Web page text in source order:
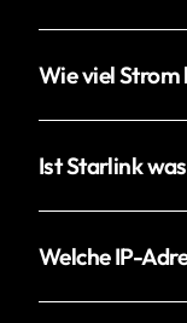
Wie viel
Ist Starlink
Welche IP-